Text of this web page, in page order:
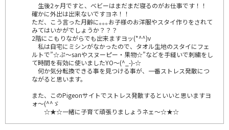
生後2ヶ月ですと、ベビーはまだまだ寝るのがお仕事です！！
確かに外出は出来ないですヨネ！！
ただ、こう言った月齢に｡｡｡お子様のお洋服やスタイ作りをされて
みてはいかがでしょうか？？？
2階にこもりながらでも出来ますヨッ(*^^)v
私は自宅にミシンがなかったので、タオル生地のスタイにフェ
ルトで”☆ぷ～sanやスヌーピー・果物☆”などを手縫いで刺繍をし
て時間を有効に使いましたYO～(^_-)-☆
何か気分転換できる事を見つける事が、一番ストレス発散につ
ながると思います。
また、このPigeonサイトでストレス発散するといいと思いますヨ
ォ～(^^ゞ
☆★☆一緒に子育て頑張りましょうネェ～☆★☆